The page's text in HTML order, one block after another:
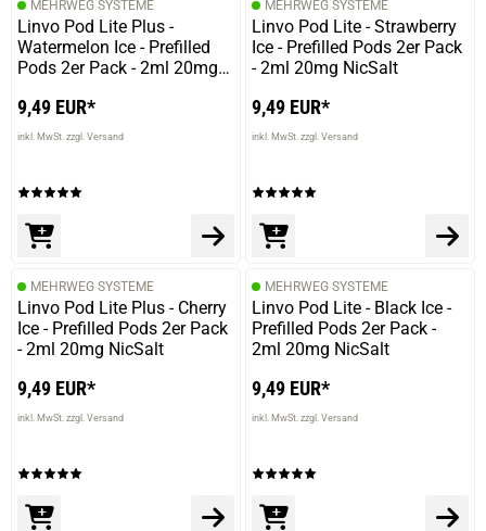
MEHRWEG SYSTEME
Linvo Pod Lite Plus -
Watermelon Ice - Prefilled
Pods 2er Pack - 2ml 20mg
9,49 EUR*
inkl. MwSt. zzgl. Versand
MEHRWEG SYSTEME
Linvo Pod Lite - Strawberry
Ice - Prefilled Pods 2er Pack
- 2ml 20mg NicSalt
9,49 EUR*
inkl. MwSt. zzgl. Versand
MEHRWEG SYSTEME
Linvo Pod Lite Plus - Cherry
Ice - Prefilled Pods 2er Pack
- 2ml 20mg NicSalt
9,49 EUR*
inkl. MwSt. zzgl. Versand
MEHRWEG SYSTEME
Linvo Pod Lite - Black Ice -
Prefilled Pods 2er Pack -
2ml 20mg NicSalt
9,49 EUR*
inkl. MwSt. zzgl. Versand